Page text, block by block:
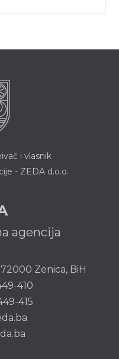
i vlasnik
- ZEDA d.o.o.
agencija
72000 Zenica, BiH
410
415